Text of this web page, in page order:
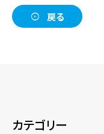
戻る
カテゴリー